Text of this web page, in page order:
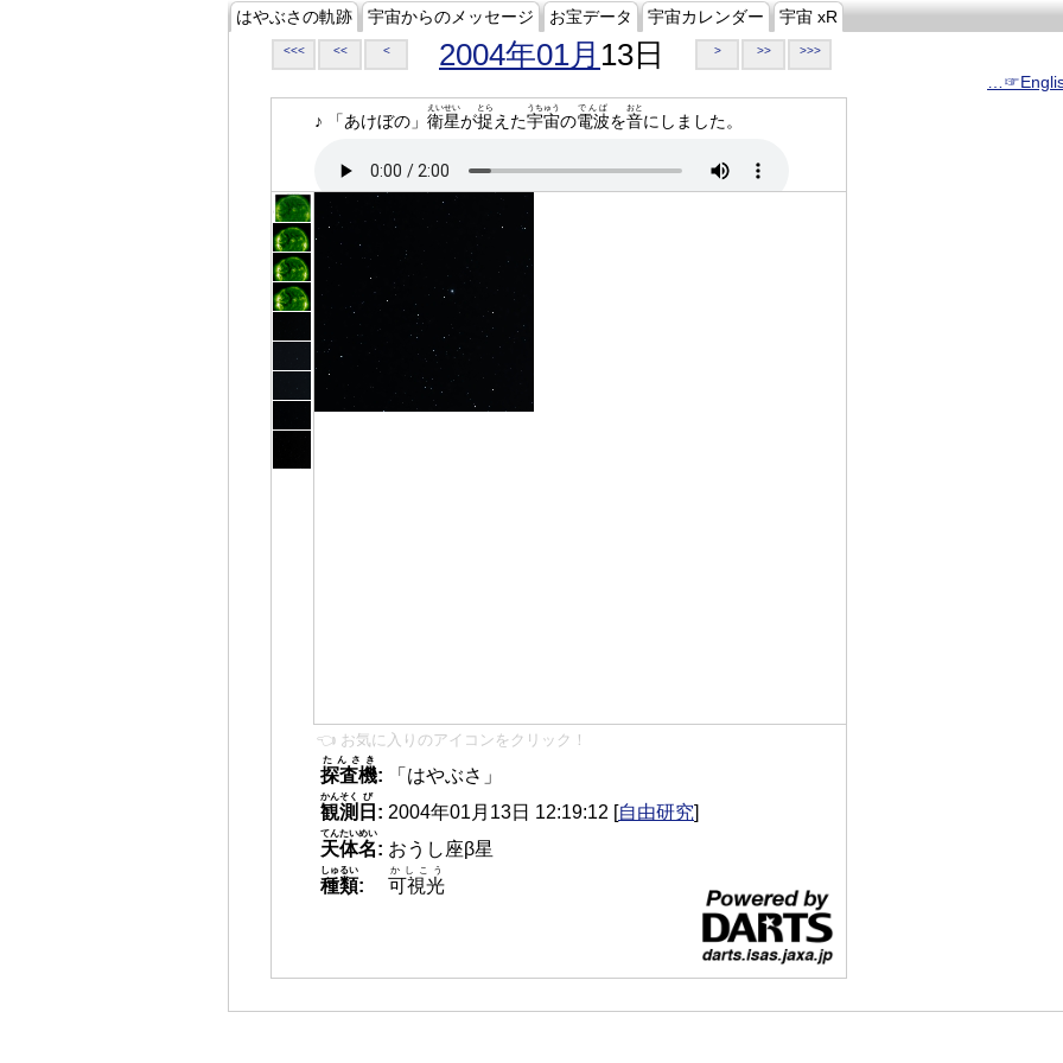
はやぶさの軌跡 宇宙からのメッセージ お宝データ 宇宙カレンダー 宇宙 xR
<<< << < 2004年01月 13日 > >> >>>
♪ 「あけぼの」 衛星
えいせい
が捉
とら
えた宇宙
うちゅう
の電波
でんぱ
を音
おと
にしました。
👈 お気に入りのアイコンをクリック！
探査機
たんさき
:
「はやぶさ」
観測
かんそく
日
び
: 2004年01月13日 12:19:12 [自由研究]
天体名
てんたいめい
: おうし座β星
種類
しゅるい
: 可視光
かしこう